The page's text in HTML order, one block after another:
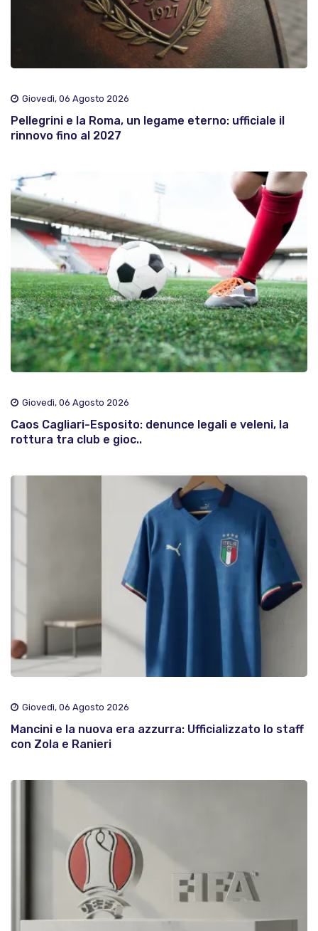
Giovedì, 06 Agosto 2026
Pellegrini e la Roma, un legame eterno: ufficiale il
rinnovo fino al 2027
Giovedì, 06 Agosto 2026
Caos Cagliari-Esposito: denunce legali e veleni, la
rottura tra club e gioc..
Giovedì, 06 Agosto 2026
Mancini e la nuova era azzurra: Ufficializzato lo staff
con Zola e Ranieri